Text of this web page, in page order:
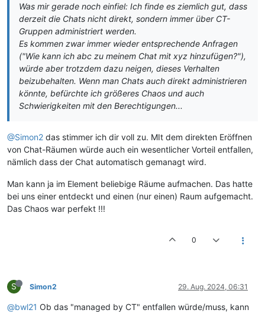
Was mir gerade noch einfiel: Ich finde es ziemlich gut, dass
derzeit die Chats nicht direkt, sondern immer über CT-
Gruppen administriert werden.
Es kommen zwar immer wieder entsprechende Anfragen
("Wie kann ich abc zu meinem Chat mit xyz hinzufügen?"),
würde aber trotzdem dazu neigen, dieses Verhalten
beizubehalten. Wenn man Chats auch direkt administrieren
könnte, befürchte ich größeres Chaos und auch
Schwierigkeiten mit den Berechtigungen...
@Simon2 das stimmer ich dir voll zu. MIt dem direkten Eröffnen
von Chat-Räumen würde auch ein wesentlicher Vorteil entfallen,
nämlich dass der Chat automatisch gemanagt wird.
Man kann ja im Element beliebige Räume aufmachen. Das hatte
bei uns einer entdeckt und einen (nur einen) Raum aufgemacht.
Das Chaos war perfekt !!!
0
S Simon2 29. Aug. 2024, 06:31
@bwl21 Ob das "managed by CT" entfallen würde/muss, kann